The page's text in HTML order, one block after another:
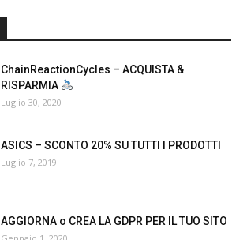
ChainReactionCycles – ACQUISTA &
RISPARMIA
Luglio 30, 2020
ASICS – SCONTO 20% SU TUTTI I PRODOTTI
Luglio 7, 2019
AGGIORNA o CREA LA GDPR PER IL TUO SITO